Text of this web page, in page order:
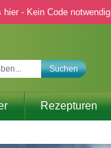
hier - Kein Code notwendig
Suchen
Rezepturen